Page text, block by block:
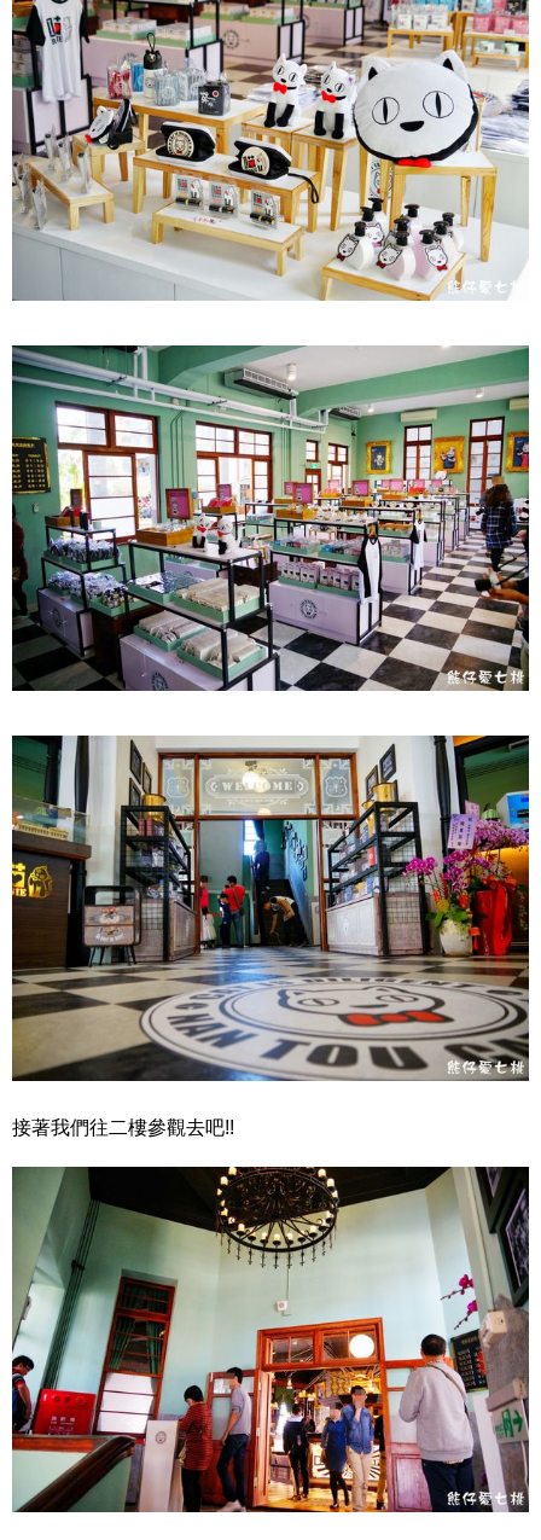
接著我們往二樓參觀去吧!!